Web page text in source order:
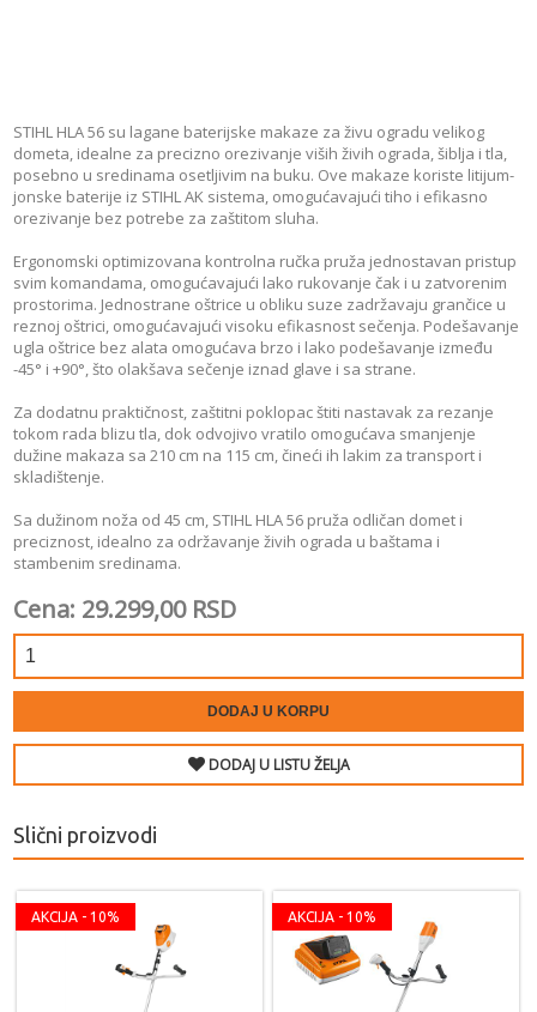
STIHL HLA 56 su lagane baterijske makaze za živu ogradu velikog
dometa, idealne za precizno orezivanje viših živih ograda, šiblja i tla,
posebno u sredinama osetljivim na buku. Ove makaze koriste litijum-
jonske baterije iz STIHL AK sistema, omogućavajući tiho i efikasno
orezivanje bez potrebe za zaštitom sluha.
Ergonomski optimizovana kontrolna ručka pruža jednostavan pristup
svim komandama, omogućavajući lako rukovanje čak i u zatvorenim
prostorima. Jednostrane oštrice u obliku suze zadržavaju grančice u
reznoj oštrici, omogućavajući visoku efikasnost sečenja. Podešavanje
ugla oštrice bez alata omogućava brzo i lako podešavanje između
-45° i +90°, što olakšava sečenje iznad glave i sa strane.
Za dodatnu praktičnost, zaštitni poklopac štiti nastavak za rezanje
tokom rada blizu tla, dok odvojivo vratilo omogućava smanjenje
dužine makaza sa 210 cm na 115 cm, čineći ih lakim za transport i
skladištenje.
Sa dužinom noža od 45 cm, STIHL HLA 56 pruža odličan domet i
preciznost, idealno za održavanje živih ograda u baštama i
stambenim sredinama.
Cena: 29.299,00 RSD
DODAJ U KORPU
DODAJ U LISTU ŽELJA
Slični proizvodi
AKCIJA - 10% AKCIJA - 10%